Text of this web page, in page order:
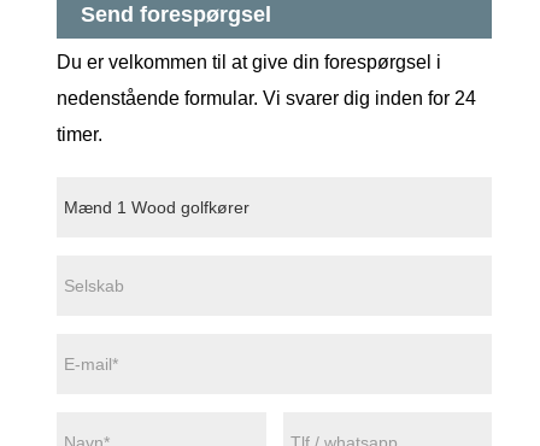
Send forespørgsel
Du er velkommen til at give din forespørgsel i
nedenstående formular. Vi svarer dig inden for 24
timer.